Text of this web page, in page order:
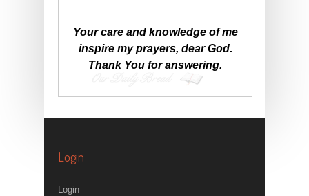
Your care and knowledge of me
inspire my prayers, dear God.
Thank You for answering.
Login
Login